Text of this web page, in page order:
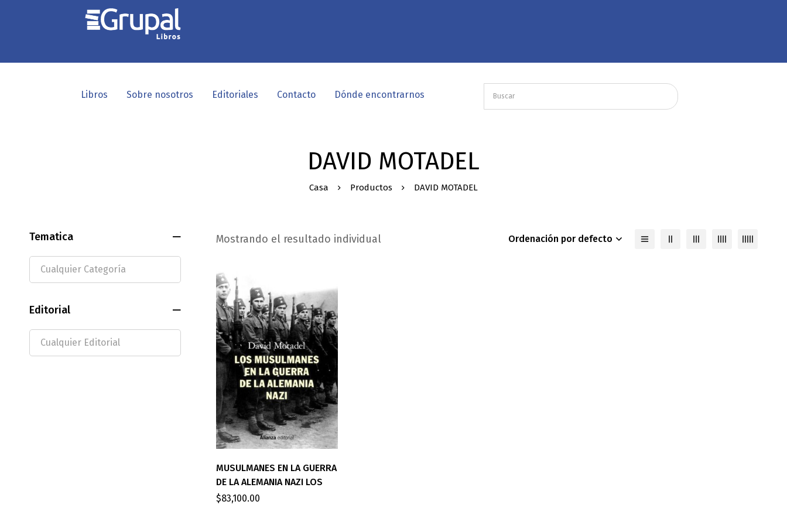
Libros Sobre nosotros Editoriales Contacto Dónde encontrarnos
DAVID MOTADEL
Casa Productos DAVID MOTADEL
Tematica
Editorial
Mostrando el resultado individual Ordenación por defecto
MUSULMANES EN LA GUERRA
DE LA ALEMANIA NAZI LOS
$83,100.00